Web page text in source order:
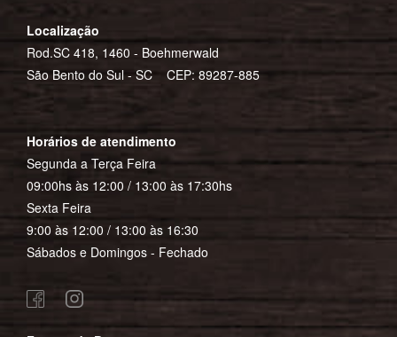
Localização
Rod.SC 418, 1460 - Boehmerwald
São Bento do Sul - SC CEP: 89287-885
Horários de atendimento
Segunda a Terça Feira
09:00hs às 12:00 / 13:00 às 17:30hs
Sexta Feira
9:00 às 12:00 / 13:00 às 16:30
Sábados e Domingos - Fechado